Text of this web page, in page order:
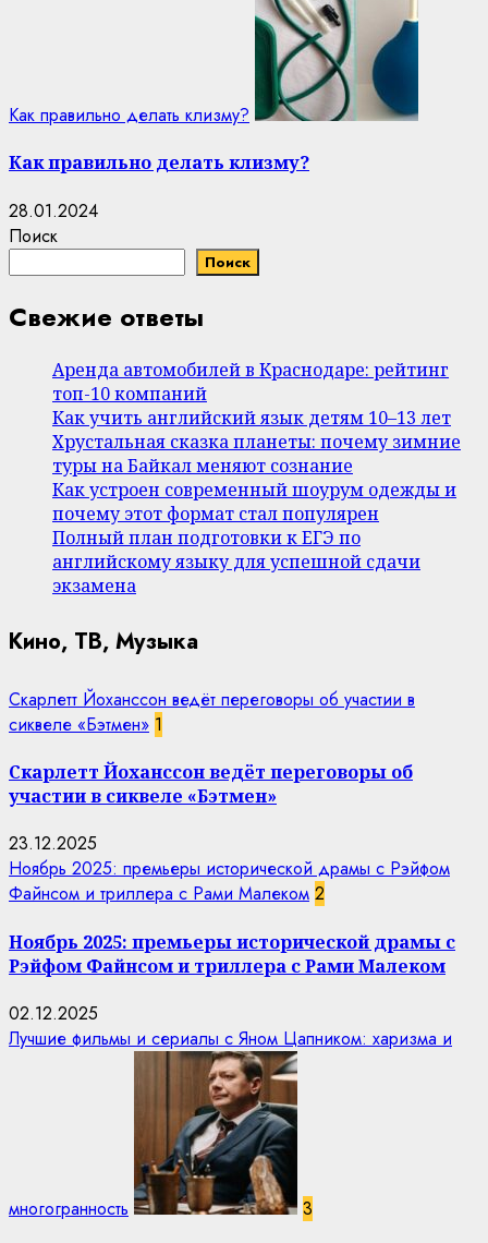
Как правильно делать клизму?
Как правильно делать клизму?
28.01.2024
Поиск
Поиск
Свежие ответы
Аренда автомобилей в Краснодаре: рейтинг
топ-10 компаний
Как учить английский язык детям 10–13 лет
Хрустальная сказка планеты: почему зимние
туры на Байкал меняют сознание
Как устроен современный шоурум одежды и
почему этот формат стал популярен
Полный план подготовки к ЕГЭ по
английскому языку для успешной сдачи
экзамена
Кино, ТВ, Музыка
Скарлетт Йоханссон ведёт переговоры об участии в
сиквеле «Бэтмен» 1
Скарлетт Йоханссон ведёт переговоры об
участии в сиквеле «Бэтмен»
23.12.2025
Ноябрь 2025: премьеры исторической драмы с Рэйфом
Файнсом и триллера с Рами Малеком 2
Ноябрь 2025: премьеры исторической драмы с
Рэйфом Файнсом и триллера с Рами Малеком
02.12.2025
Лучшие фильмы и сериалы с Яном Цапником: харизма и
многогранность 3